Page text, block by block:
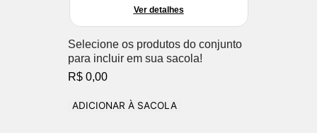
Ver detalhes
Selecione os produtos do conjunto
para incluir em sua sacola!
R$ 0,00
ADICIONAR À SACOLA